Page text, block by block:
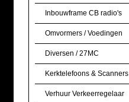
Inbouwframe CB radio's
Omvormers / Voedingen
Diversen / 27MC
Kerktelefoons & Scanners
Verhuur Verkeerregelaar